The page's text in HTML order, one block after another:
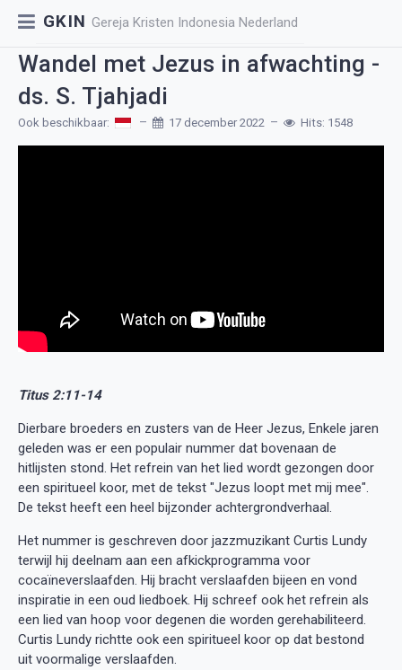
GKIN Gereja Kristen Indonesia Nederland
Wandel met Jezus in afwachting -
ds. S. Tjahjadi
Ook beschikbaar: 17 december 2022 Hits: 1548
Titus 2:11-14
Dierbare broeders en zusters van de Heer Jezus, Enkele jaren
geleden was er een populair nummer dat bovenaan de
hitlijsten stond. Het refrein van het lied wordt gezongen door
een spiritueel koor, met de tekst "Jezus loopt met mij mee".
De tekst heeft een heel bijzonder achtergrondverhaal.
Het nummer is geschreven door jazzmuzikant Curtis Lundy
terwijl hij deelnam aan een afkickprogramma voor
cocaïneverslaafden. Hij bracht verslaafden bijeen en vond
inspiratie in een oud liedboek. Hij schreef ook het refrein als
een lied van hoop voor degenen die worden gerehabiliteerd.
Curtis Lundy richtte ook een spiritueel koor op dat bestond
uit voormalige verslaafden.